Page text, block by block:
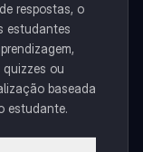
respostas, o
estudantes
ou
baseada
estudante.